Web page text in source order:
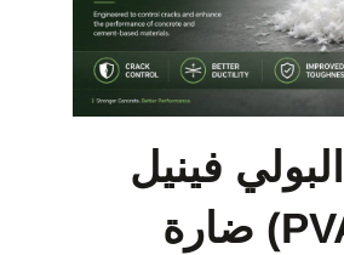
فينيل
الكحول (PVA) ضارة